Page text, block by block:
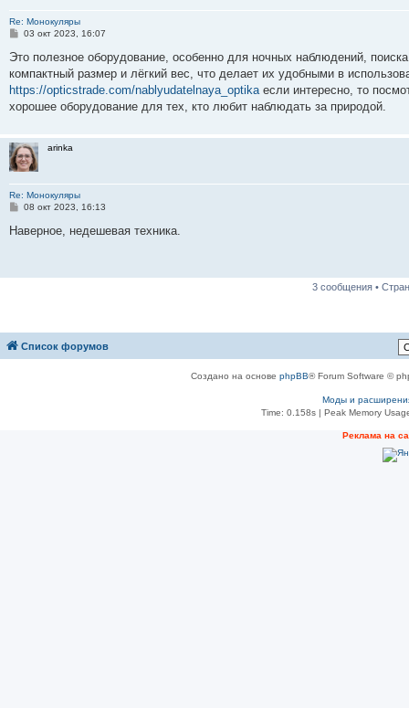
Re: Монокуляры
С
о
щ
е
н
и
03 окт 2023, 16:07
Это полезное оборудование, особенно для ночных наблюдений,
компактный размер и лёгкий вес, что делает их удобными в
https://opticstrade.com/nablyudatelnaya_optikaесли интересно, то
хорошее оборудование для тех, кто любит наблюдать за природой.
arinka
Re: Монокуляры
С
о
08 окт 2023, 16:13
Наверное, недешевая техника.
3 сообщения •
Список форумов
Создано на основе phpBB® Forum Software ©
Моды и
Time: 0.158s| Peak Memory
Реклама на